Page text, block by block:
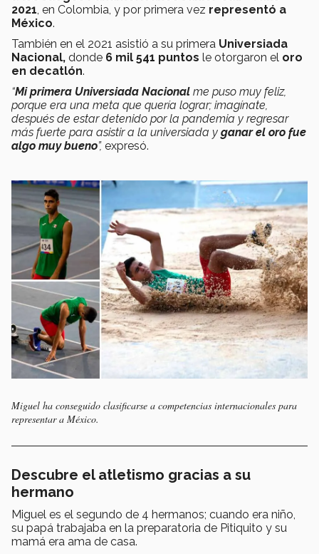
2021, en Colombia, y por primera vez representó a
México.
También en el 2021 asistió a su primera Universiada
Nacional, donde 6 mil 541 puntos le otorgaron el oro
en decatlón.
“Mi primera Universiada Nacional me puso muy feliz,
porque era una meta que quería lograr; imagínate,
después de estar detenido por la pandemia y regresar
más fuerte para asistir a la universiada y ganar el oro fue
algo muy bueno”, expresó.
Miguel ha conseguido clasificarse a competencias internacionales para
representar a México.
Descubre el atletismo gracias a su
hermano
Miguel es el segundo de 4 hermanos; cuando era niño,
su papá trabajaba en la preparatoria de Pitiquito y su
mamá era ama de casa.